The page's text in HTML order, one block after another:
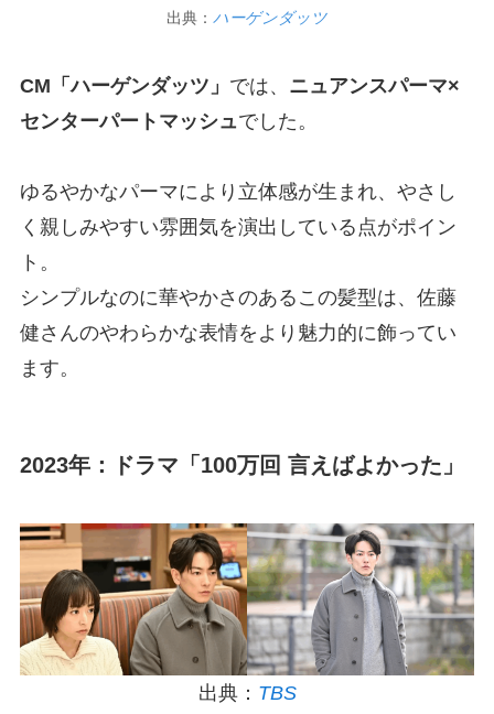
出典： ハーゲンダッツ
CM「ハーゲンダッツ」 では、 ニュアンスパーマ×
センターパートマッシュでした。
ゆるやかなパーマにより立体感が生まれ、やさし
く親しみやすい雰囲気を演出している点がポイン
ト。
シンプルなのに華やかさのあるこの髪型は、佐藤
健さんのやわらかな表情をより魅力的に飾ってい
ます。
2023年：ドラマ「100万回 言えばよかった」
出典： TBS